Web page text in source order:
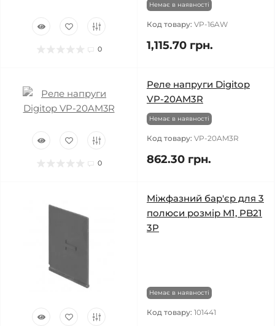
0
Немає в наявності
Код товару: VP-16AW
1,115.70 грн.
0
Реле напруги Digitop
VP-20AM3R
Немає в наявності
Код товару: VP-20AM3R
862.30 грн.
Міжфазний бар'єр для 3
полюси розмір M1, PB21
3P
Немає в наявності
Код товару: 101441